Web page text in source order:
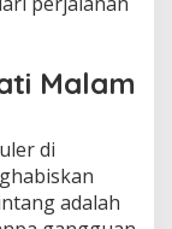
Malam
di
adalah